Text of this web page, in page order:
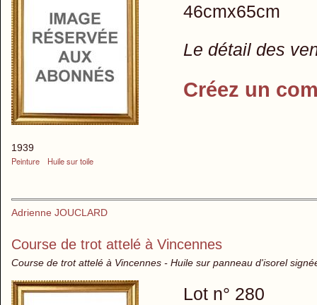
1939
Peinture
Huile sur toile
46cmx65cm
Le détail des
Créez un
Adrienne JOUCLARD
Course de trot attelé à Vincennes
Course de trot attelé à Vincennes - Huile sur panneau d'isorel
Lot n° 280